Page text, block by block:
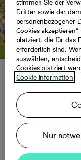
stimmen Sie der
Dritter sowie der
personenbezogener
Cookies
platziert, die für das
erforderlich sind.
auswählen,
Cookies platziert
Cookie-Information
Nur